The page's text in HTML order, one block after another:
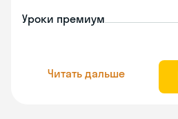
Уроки премиум
Читать дальше